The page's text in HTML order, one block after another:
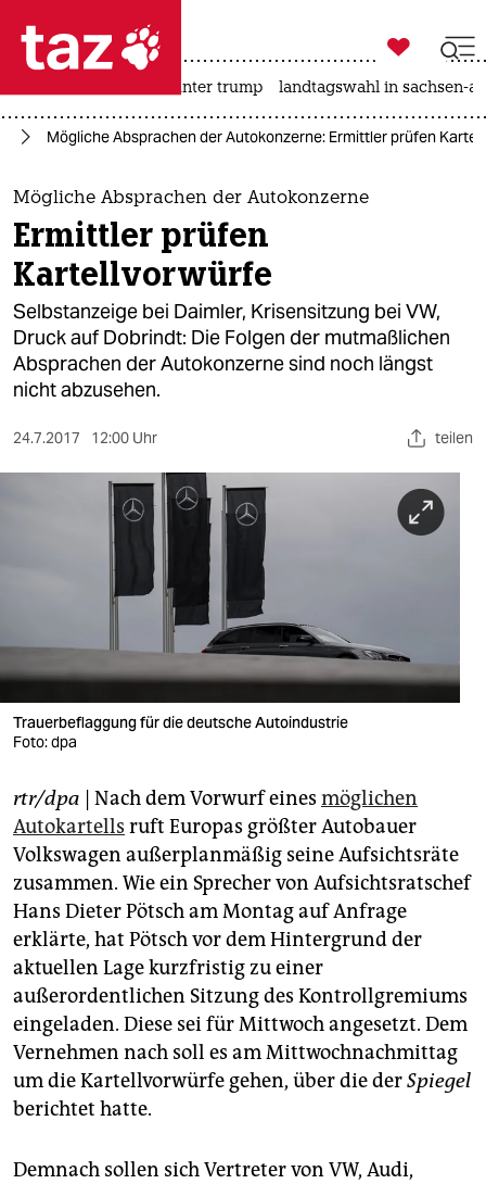
 taz zahl ich
taz zahl ich
themen
politik
öko
gesellschaft
kultur
sport
verlag
veranstaltungen
fragen & hilfe
unterstützen
abo
genossenschaft
epaper login

taz zahl ich
usa unter trump landtagswahl in sachsen-
Mögliche Absprachen der Autokonzerne: Ermittler prüfen
Mögliche Absprachen der Autokonzerne
Ermittler prüfen
Kartellvorwürfe
Selbstanzeige bei Daimler, Krisensitzung bei VW,
Druck auf Dobrindt: Die Folgen der mutmaßlichen
Absprachen der Autokonzerne sind noch längst
nicht abzusehen.
24.7.2017 12:00 Uhr teilen
Trauerbeflaggung für die deutsche Autoindustrie
Foto: dpa
rtr/dpa | Nach dem Vorwurf eines möglichen
Autokartells ruft Europas größter Autobauer
Volkswagen außerplanmäßig seine Aufsichtsräte
zusammen. Wie ein Sprecher von Aufsichtsratschef
Hans Dieter Pötsch am Montag auf Anfrage
erklärte, hat Pötsch vor dem Hintergrund der
aktuellen Lage kurzfristig zu einer
außerordentlichen Sitzung des Kontrollgremiums
eingeladen. Diese sei für Mittwoch angesetzt. Dem
Vernehmen nach soll es am Mittwochnachmittag
um die Kartellvorwürfe gehen, über die derSpiegel
berichtet hatte.
Demnach sollen sich Vertreter von VW, Audi,